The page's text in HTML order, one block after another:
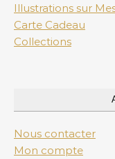
Illustrations sur
Carte Cadeau
Collections
Nous contacter
Mon compte